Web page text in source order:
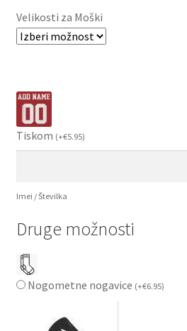
Velikosti za Moški
Tiskom (+€5.95)
Imei / Številka
Druge možnosti
Nogometne nogavice (+€6.95)